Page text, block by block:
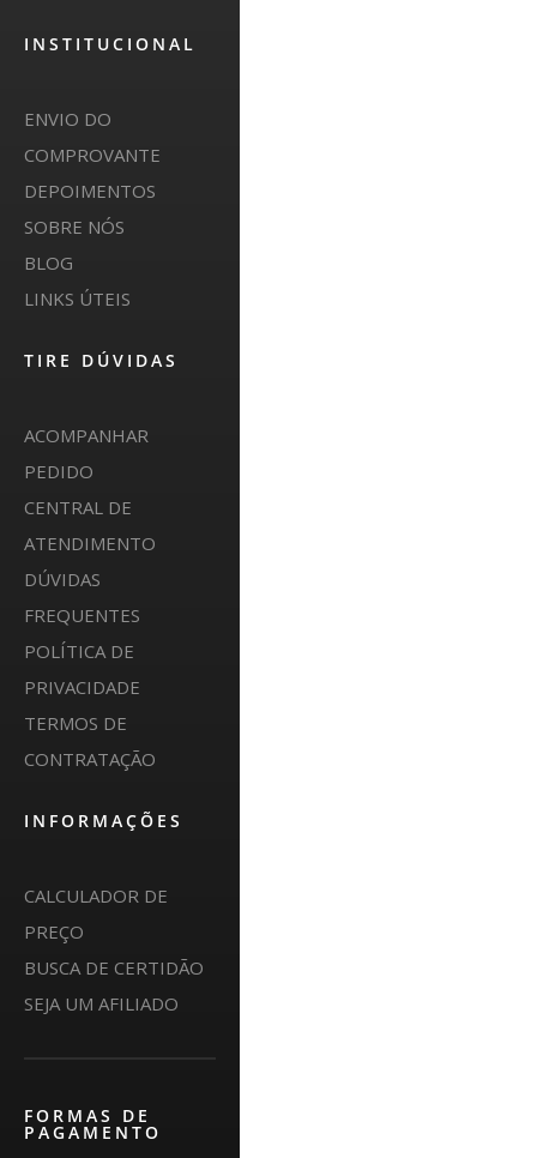
INSTITUCIONAL
ENVIO DO
COMPROVANTE
DEPOIMENTOS
SOBRE NÓS
BLOG
LINKS ÚTEIS
TIRE DÚVIDAS
ACOMPANHAR
PEDIDO
CENTRAL DE
ATENDIMENTO
DÚVIDAS
FREQUENTES
POLÍTICA DE
PRIVACIDADE
TERMOS DE
CONTRATAÇÃO
INFORMAÇÕES
CALCULADOR DE
PREÇO
BUSCA DE CERTIDÃO
SEJA UM AFILIADO
FORMAS DE
PAGAMENTO